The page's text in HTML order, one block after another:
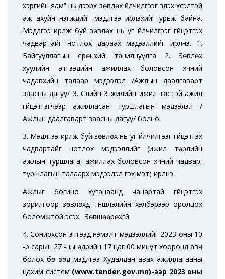
хэргийн яам” нь дээрх зөвлөх үйлчилгээг үзүүлэх хүсэлтэй
аж ахуйн нэгжүүдийг мэдүүлгээ ирүүлэхийг урьж байна.
Мэдүүлгээ ирүүлж буй зөвлөх нь уг үйлчилгээг гүйцэтгэх
чадвартайг нотлох дараах мэдээллийг ирүүлнэ. 1.
Байгууллагын ерөнхий танилцуулга 2. Зөвлөх
хуулийн этгээдийн ажиллах боловсон хүчний
чадавхийн талаар мэдээлэл /Ажлын даалгаварт
заасны дагуу/ 3. Сүүлийн 3 жилийн ижил төстэй ажил
гүйцэтгэгчээр ажилласан туршлагын мэдээлэл /
Ажлын даалгаварт заасны дагуу/ болно.
3. Мэдүүлгээ ирүүлж буй зөвлөх нь уг үйлчилгээг гүйцэтгэх
чадвартайг нотлох мэдээллийг (ижил төрлийн
ажлын туршлага, ажиллах боловсон хүчний чадвар,
туршлагын талаарх мэдээлэл гэх мэт) ирүүлнэ.
Ажлыг богино хугацаанд чанартай гүйцэтгэх
зорилгоор зөвлөхүүд түншлэлийн хэлбэрээр оролцох
боломжтой эсэх: Зөвшөөрөхгүй
4. Сонирхсон этгээд нэмэлт мэдээллийг 2023 оны 10
-р сарын 27 -ны өдрийн 17 цаг 00 минут хооронд авч
болох бөгөөд мэдүүлгээ Худалдан авах ажиллагааны
цахим систем (www.tender.gov.mn)-ээр 2023 оны